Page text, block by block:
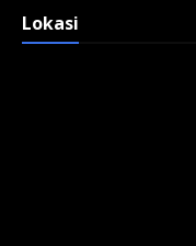
Lokasi